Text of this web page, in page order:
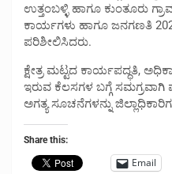
ಉತ್ತಂಬಳ್ಳಿ ಹಾಗೂ ಕುಂತೂರು
ಕಾರ್ಯಗಳು ಹಾಗೂ ಜನಗಣತಿ
ಪರಿಶೀಲಿಸಿದರು.
ಕ್ಷೇತ್ರ ಮಟ್ಟದ ಕಾರ್ಯಪದ್ಧತಿ,
ಇರುವ ಕೆಲಸಗಳ ಬಗ್ಗೆ
ಅಗತ್ಯ ಸೂಚನೆಗಳನ್ನು
Share this:
Email